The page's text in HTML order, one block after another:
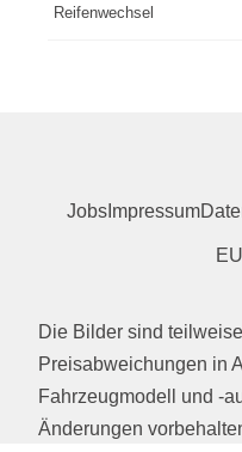
Reifenwechsel
JobsImpressum
Die Bilder sind
Preisabweichungen in
Fahrzeugmodell und -
Änderungen